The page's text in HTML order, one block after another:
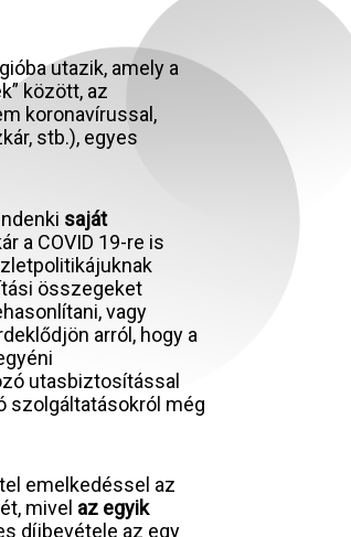
utazik, amely a
között, az
koronavírussal,
stb.), egyes
saját
a COVID 19-re is
összegeket
vagy
arról, hogy a
utasbiztosítással
szolgáltatásokról még
emelkedéssel az
mivel az egyik
díjbevétele az egy